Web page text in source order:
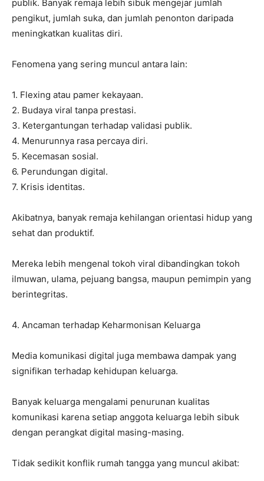
publik. Banyak remaja lebih sibuk mengejar jumlah
pengikut, jumlah suka, dan jumlah penonton daripada
meningkatkan kualitas diri.
Fenomena yang sering muncul antara lain:
1. Flexing atau pamer kekayaan.
2. Budaya viral tanpa prestasi.
3. Ketergantungan terhadap validasi publik.
4. Menurunnya rasa percaya diri.
5. Kecemasan sosial.
6. Perundungan digital.
7. Krisis identitas.
Akibatnya, banyak remaja kehilangan orientasi hidup yang
sehat dan produktif.
Mereka lebih mengenal tokoh viral dibandingkan tokoh
ilmuwan, ulama, pejuang bangsa, maupun pemimpin yang
berintegritas.
4. Ancaman terhadap Keharmonisan Keluarga
Media komunikasi digital juga membawa dampak yang
signifikan terhadap kehidupan keluarga.
Banyak keluarga mengalami penurunan kualitas
komunikasi karena setiap anggota keluarga lebih sibuk
dengan perangkat digital masing-masing.
Tidak sedikit konflik rumah tangga yang muncul akibat: